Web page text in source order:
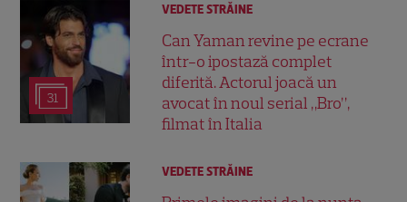
31
VEDETE STRĂINE
Can Yaman revine pe ecrane
într-o ipostază complet
diferită. Actorul joacă un
avocat în noul serial „Bro”,
filmat în Italia
VEDETE STRĂINE